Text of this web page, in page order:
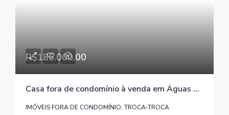
R$185.000,00
Casa fora de condomínio à venda em Águas Claras / Viamão / RS, referência 158
IMÓVEIS FORA DE CONDOMÍNIO, TROCA-TROCA